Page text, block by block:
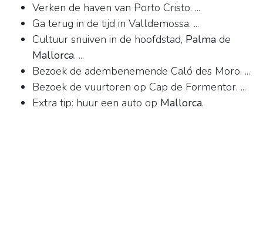
Verken de haven van Porto Cristo. ...
Ga terug in de tijd in Valldemossa. ...
Cultuur snuiven in de hoofdstad, Palma de
Mallorca. ...
Bezoek de adembenemende Caló des Moro. ...
Bezoek de vuurtoren op Cap de Formentor. ...
Extra tip: huur een auto op Mallorca.